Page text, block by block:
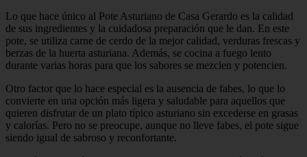
Lo que hace único al Pote Asturiano de Casa Gerardo es la calidad
de sus ingredientes y la cuidadosa preparación que le dan. En este
pote, se utiliza carne de cerdo de la mejor calidad, verduras frescas y
berzas de la huerta asturiana. Además, se cocina a fuego lento
durante varias horas para que los sabores se mezclen y potencien.
Otro factor que lo hace especial es la ausencia de fabes, lo que lo
convierte en una opción más ligera y saludable para aquellos que
quieren disfrutar de un plato típico asturiano sin excederse en grasas
y calorías. Pero no se preocupe, aunque no lleve fabes, el pote sigue
siendo igual de sabroso y reconfortante.